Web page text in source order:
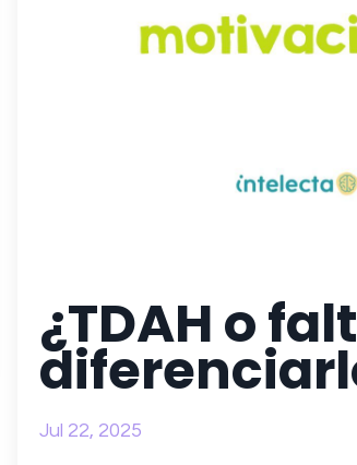
¿TDAH o
Jul 22, 2025